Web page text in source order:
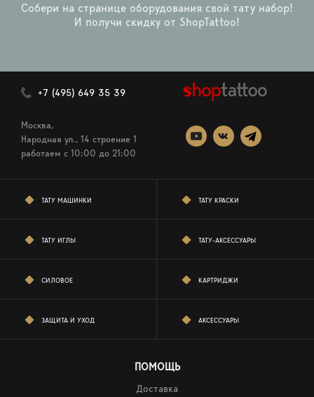
Собери на странице оборудования свой тату набор!
И получи скидку от ShopTattoo!
+7 (495) 649 35 39
Москва,
Народная ул., 14 строение 1
работаем c 10:00 до 21:00
ТАТУ МАШИНКИ ТАТУ КРАСКИ
ТАТУ ИГЛЫ ТАТУ-АКСЕССУАРЫ
СИЛОВОЕ КАРТРИДЖИ
ЗАЩИТА И УХОД АКСЕССУАРЫ
ПОМОЩЬ
Доставка